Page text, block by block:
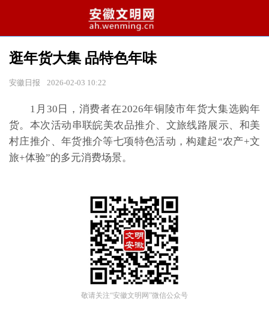
逛年货大集 品特色年味
安徽日报 2026-02-03 10:22
1月30日，消费者在2026年铜陵市年货大集选购年
货。本次活动串联皖美农品推介、文旅线路展示、和美
村庄推介、年货推介等七项特色活动，构建起“农产+文
旅+体验”的多元消费场景。
敬请关注“安徽文明网”微信公众号